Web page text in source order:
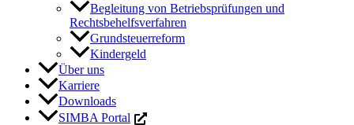
Begleitung von Betriebsprüfungen und
Rechtsbehelfsverfahren
Grundsteuerreform
Kindergeld
Über uns
Karriere
Downloads
SIMBA Portal